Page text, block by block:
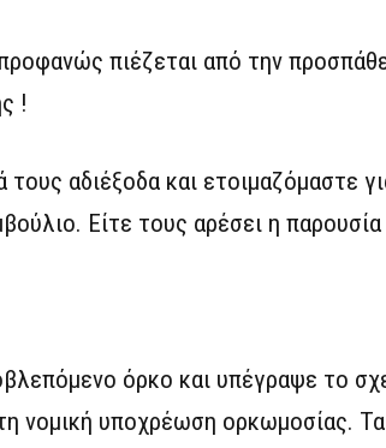
πιέζεται από την
!
αδιέξοδα και ετοιμαζόμαστε
Είτε τους αρέσει η παρουσία
όρκο και υπέγραψε το
νομική υποχρέωση ορκωμοσίας.